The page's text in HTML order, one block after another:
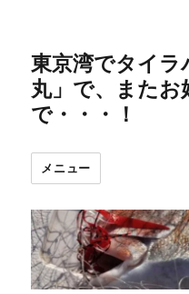
東京湾でタイ
丸」で、またお
で・・・！
メニュー